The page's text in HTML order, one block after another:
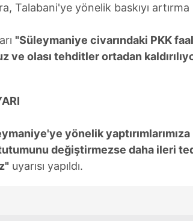
Talabani'ye yönelik baskıyı
"Süleymaniye civarındaki PKK
ve olası tehditler ortadan
yönelik
değiştirmezse daha ileri
uyarısı yapıldı.